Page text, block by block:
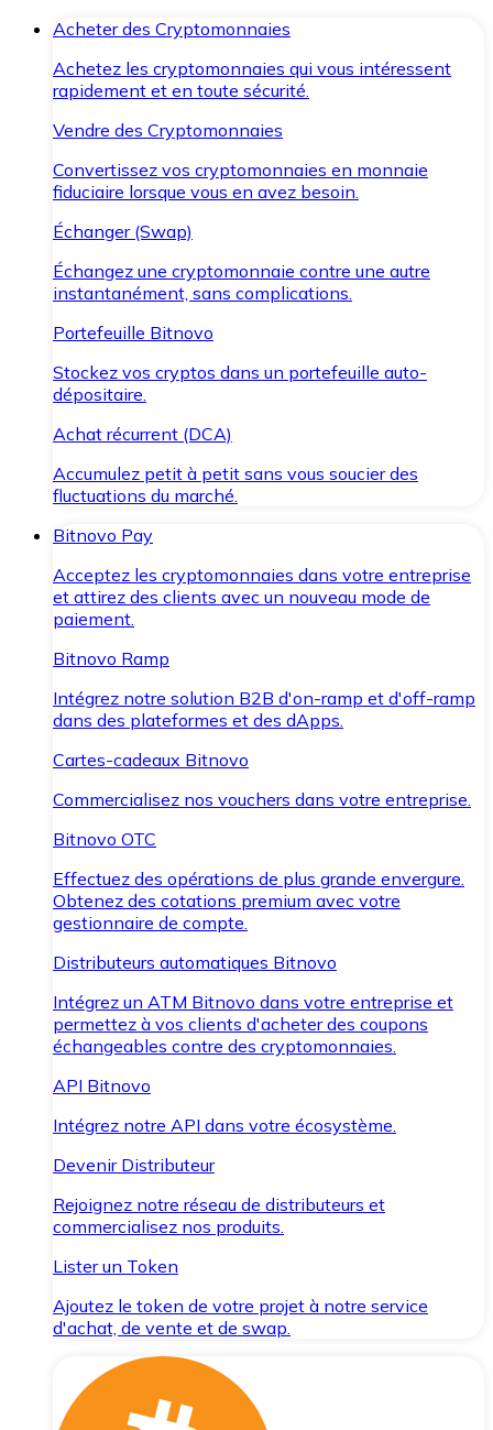
Acheter des Cryptomonnaies
Achetez les cryptomonnaies qui vous intéressent
rapidement et en toute sécurité.
Vendre des Cryptomonnaies
Convertissez vos cryptomonnaies en monnaie
fiduciaire lorsque vous en avez besoin.
Échanger (Swap)
Échangez une cryptomonnaie contre une autre
instantanément, sans complications.
Portefeuille Bitnovo
Stockez vos cryptos dans un portefeuille auto-
dépositaire.
Achat récurrent (DCA)
Accumulez petit à petit sans vous soucier des
fluctuations du marché.
Bitnovo Pay
Acceptez les cryptomonnaies dans votre entreprise
et attirez des clients avec un nouveau mode de
paiement.
Bitnovo Ramp
Intégrez notre solution B2B d'on-ramp et d'off-ramp
dans des plateformes et des dApps.
Cartes-cadeaux Bitnovo
Commercialisez nos vouchers dans votre entreprise.
Bitnovo OTC
Effectuez des opérations de plus grande envergure.
Obtenez des cotations premium avec votre
gestionnaire de compte.
Distributeurs automatiques Bitnovo
Intégrez un ATM Bitnovo dans votre entreprise et
permettez à vos clients d'acheter des coupons
échangeables contre des cryptomonnaies.
API Bitnovo
Intégrez notre API dans votre écosystème.
Devenir Distributeur
Rejoignez notre réseau de distributeurs et
commercialisez nos produits.
Lister un Token
Ajoutez le token de votre projet à notre service
d'achat, de vente et de swap.